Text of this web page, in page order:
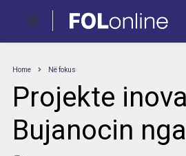
Home Në fokus
Projekte
Bujanocin